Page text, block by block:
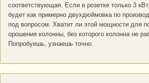
соответствующая. Если в розетке только 3
будет как примерно двухдюймовка по
под вопросом. Хватит ли этой мощности для
орошения колонны, без которого колонна не
Попробуешь, узнаешь точно.